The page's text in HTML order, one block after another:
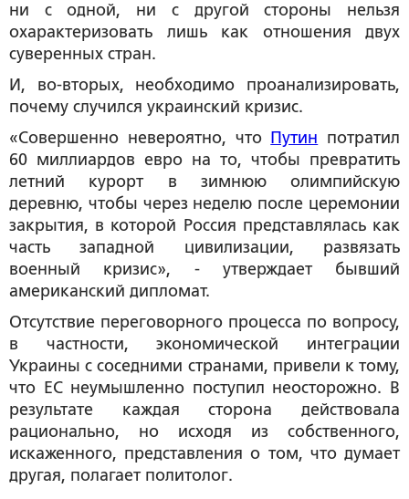
ни с одной, ни с другой стороны нельзя
охарактеризовать лишь как отношения двух
суверенных стран.
И, во-вторых, необходимо проанализировать,
почему случился украинский кризис.
«Совершенно невероятно, что Путин потратил
60 миллиардов евро на то, чтобы превратить
летний курорт в зимнюю олимпийскую
деревню, чтобы через неделю после церемонии
закрытия, в которой Россия представлялась как
часть западной цивилизации, развязать
военный кризис», - утверждает бывший
американский дипломат.
Отсутствие переговорного процесса по вопросу,
в частности, экономической интеграции
Украины с соседними странами, привели к тому,
что ЕС неумышленно поступил неосторожно. В
результате каждая сторона действовала
рационально, но исходя из собственного,
искаженного, представления о том, что думает
другая, полагает политолог.